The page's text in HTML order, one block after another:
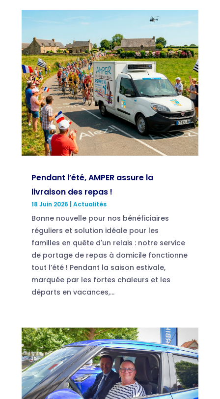
Pendant l’été, AMPER assure la
livraison des repas !
18 Juin 2026 Actualités
Bonne nouvelle pour nos bénéficiaires
réguliers et solution idéale pour les
familles en quête d'un relais : notre service
de portage de repas à domicile fonctionne
tout l’été ! Pendant la saison estivale,
marquée par les fortes chaleurs et les
départs en vacances,...